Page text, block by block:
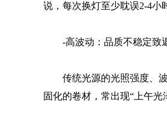
说，每次换灯至少耽误2-4小
-高波动：品质不稳定致
传统光源的光照强度、波
固化的卷材，常出现“上午光